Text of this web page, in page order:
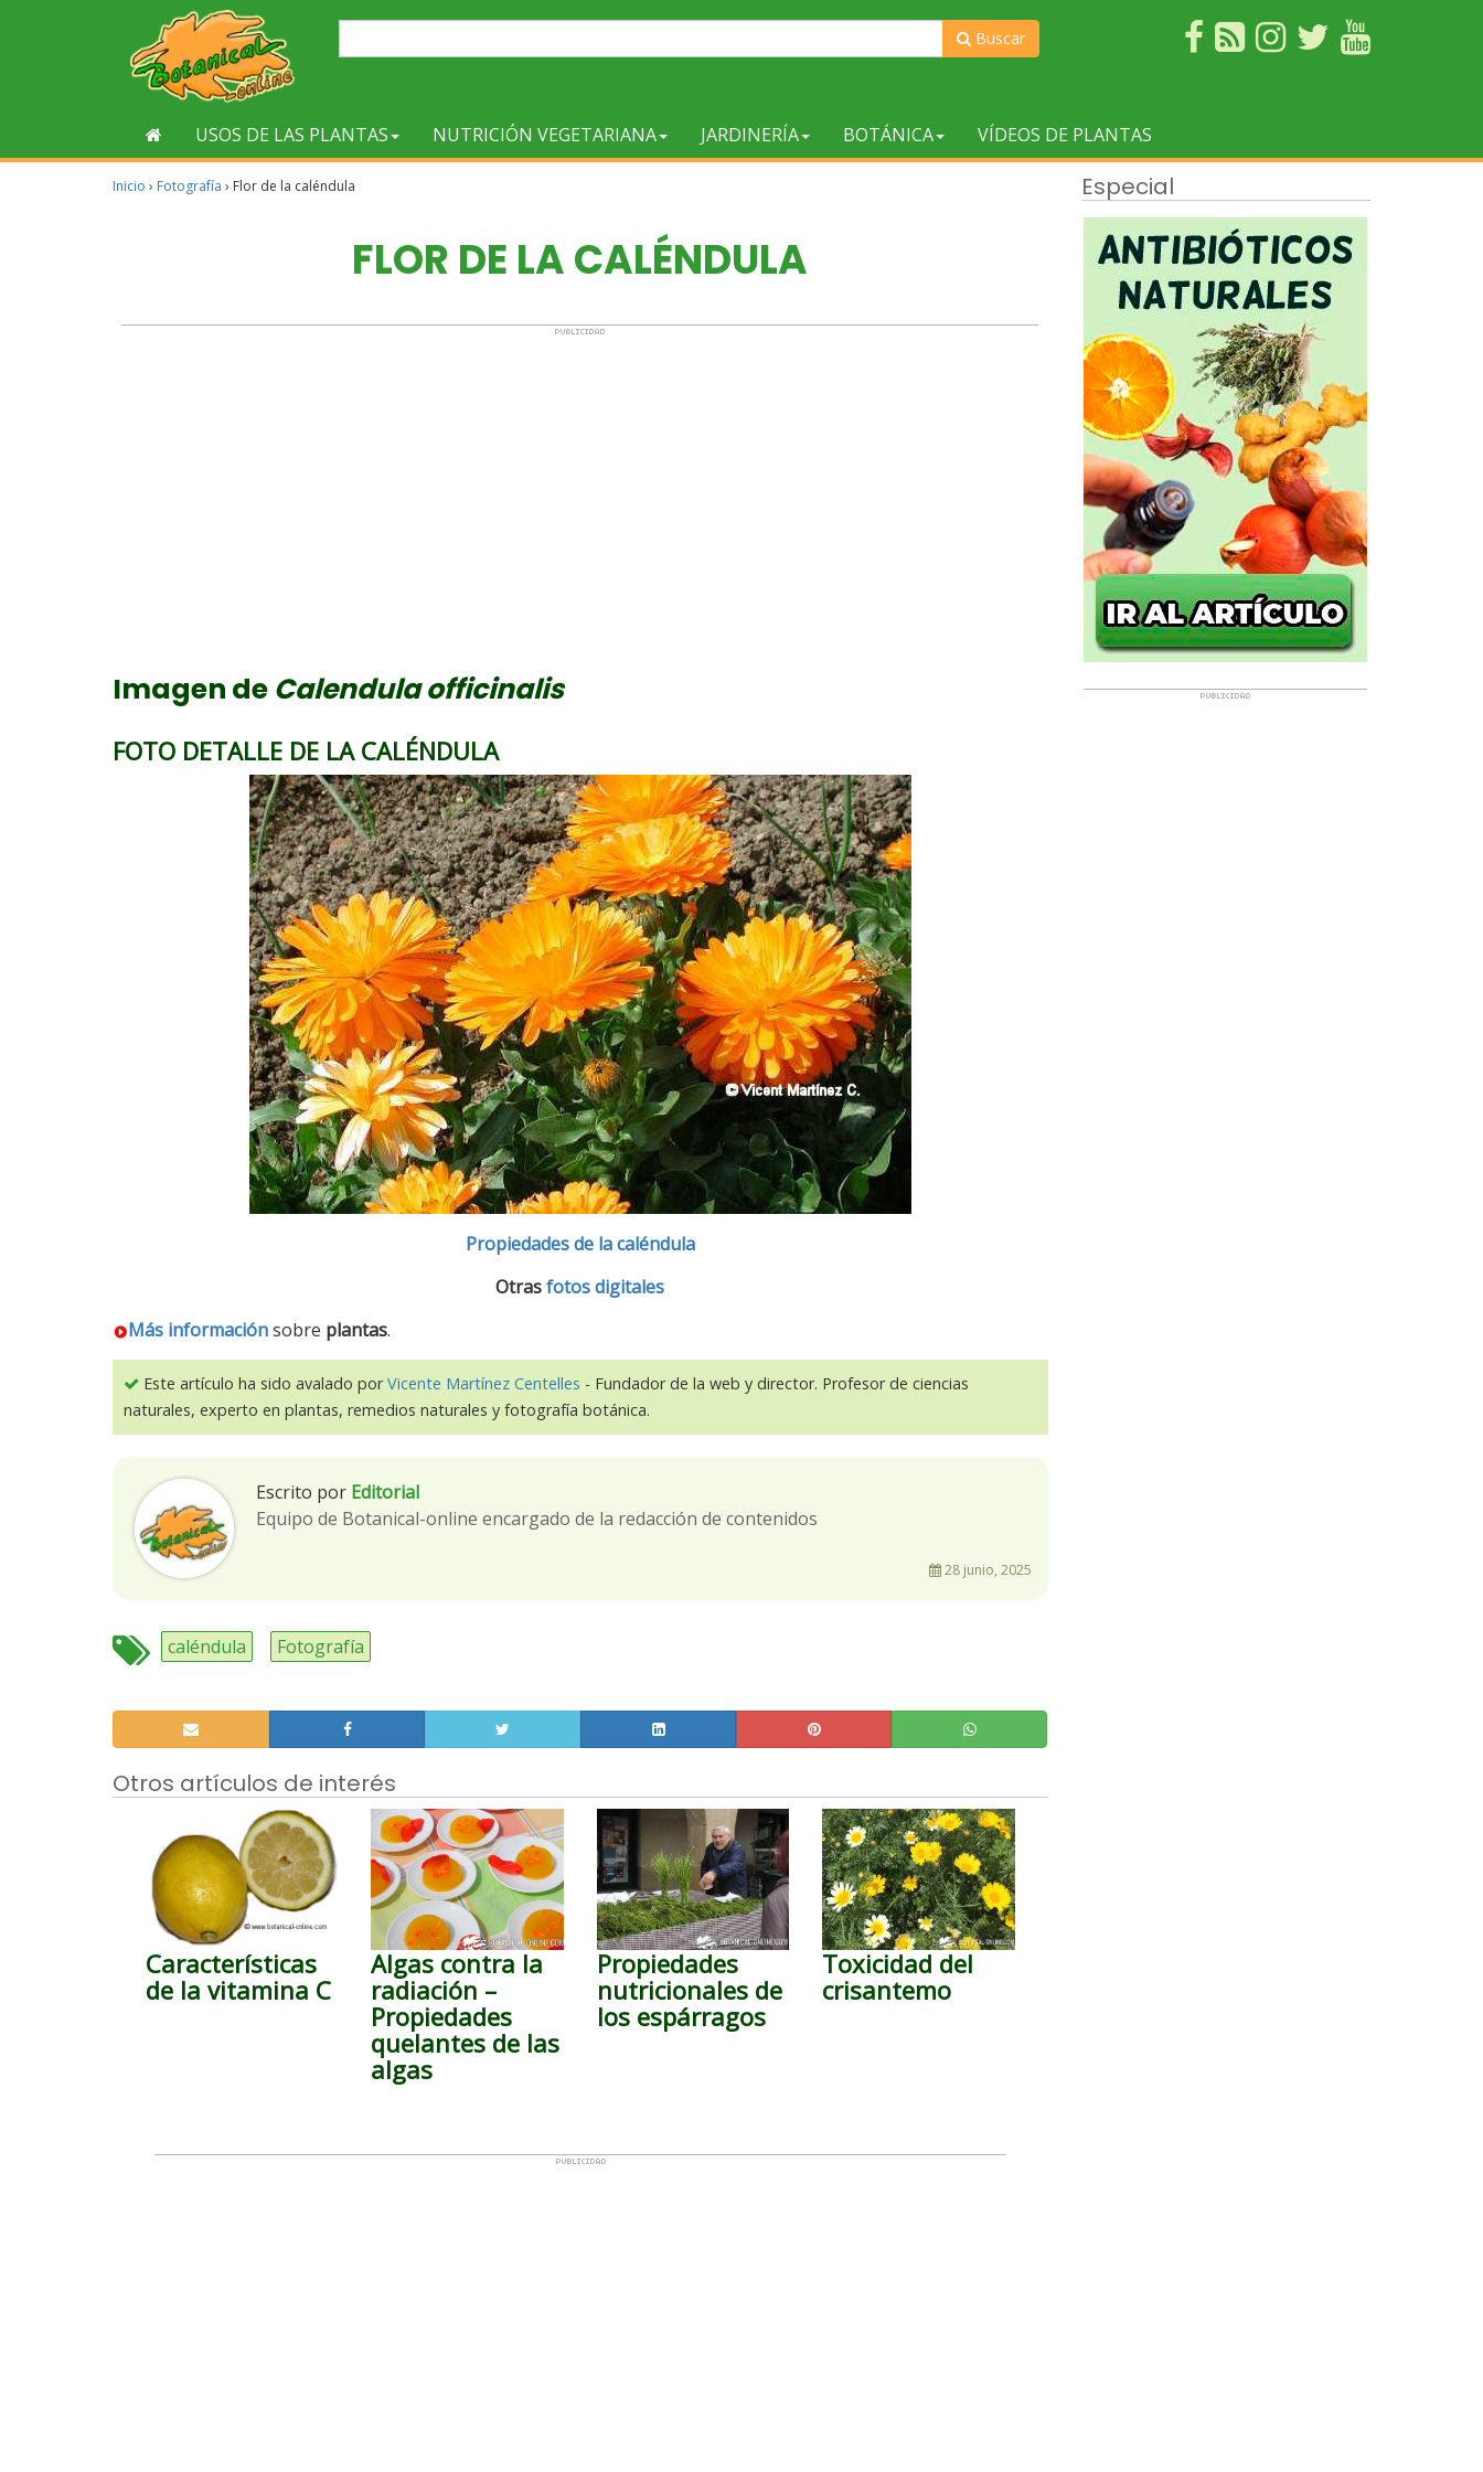
Buscar
USOS DE LAS PLANTAS NUTRICIÓN VEGETARIANA JARDINERÍA BOTÁNICA VÍDEOS DE PLANTAS
Inicio › Fotografía › Flor de la caléndula
FLOR DE LA CALÉNDULA
Imagen de Calendula officinalis
FOTO DETALLE DE LA CALÉNDULA
Propiedades de la caléndula
Otrasfotos digitales
Más informaciónsobre plantas.
Este artículo ha sido avalado porVicente Martínez Centelles - Fundador de la web y director. Profesor de ciencias
naturales, experto en plantas, remedios naturales y fotografía botánica.
Escrito por Editorial
Equipo de Botanical-online encargado de la redacción de contenidos
28 junio, 2025
caléndula Fotografía
Otros artículos de interés
Características
de la vitamina C
Algas contra la
radiación –
Propiedades
quelantes de las
algas
Propiedades
nutricionales de
los espárragos
Toxicidad del
crisantemo
Especial